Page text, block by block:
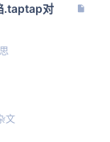
.taptap对
文